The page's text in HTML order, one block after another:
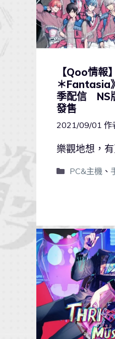
【Qoo情報
＊Fantasia
季配信 NS
發售
2021/09/01 作
樂觀地想，
PC&主機、